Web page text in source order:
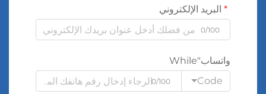
البريد الإلكتروني
0/100
واتساب"While
Code
0/100